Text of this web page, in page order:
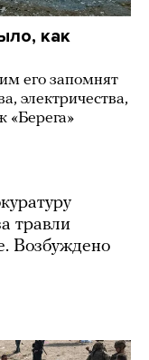
как
его запомнят
электричества,
«Берега»
травли
Возбуждено